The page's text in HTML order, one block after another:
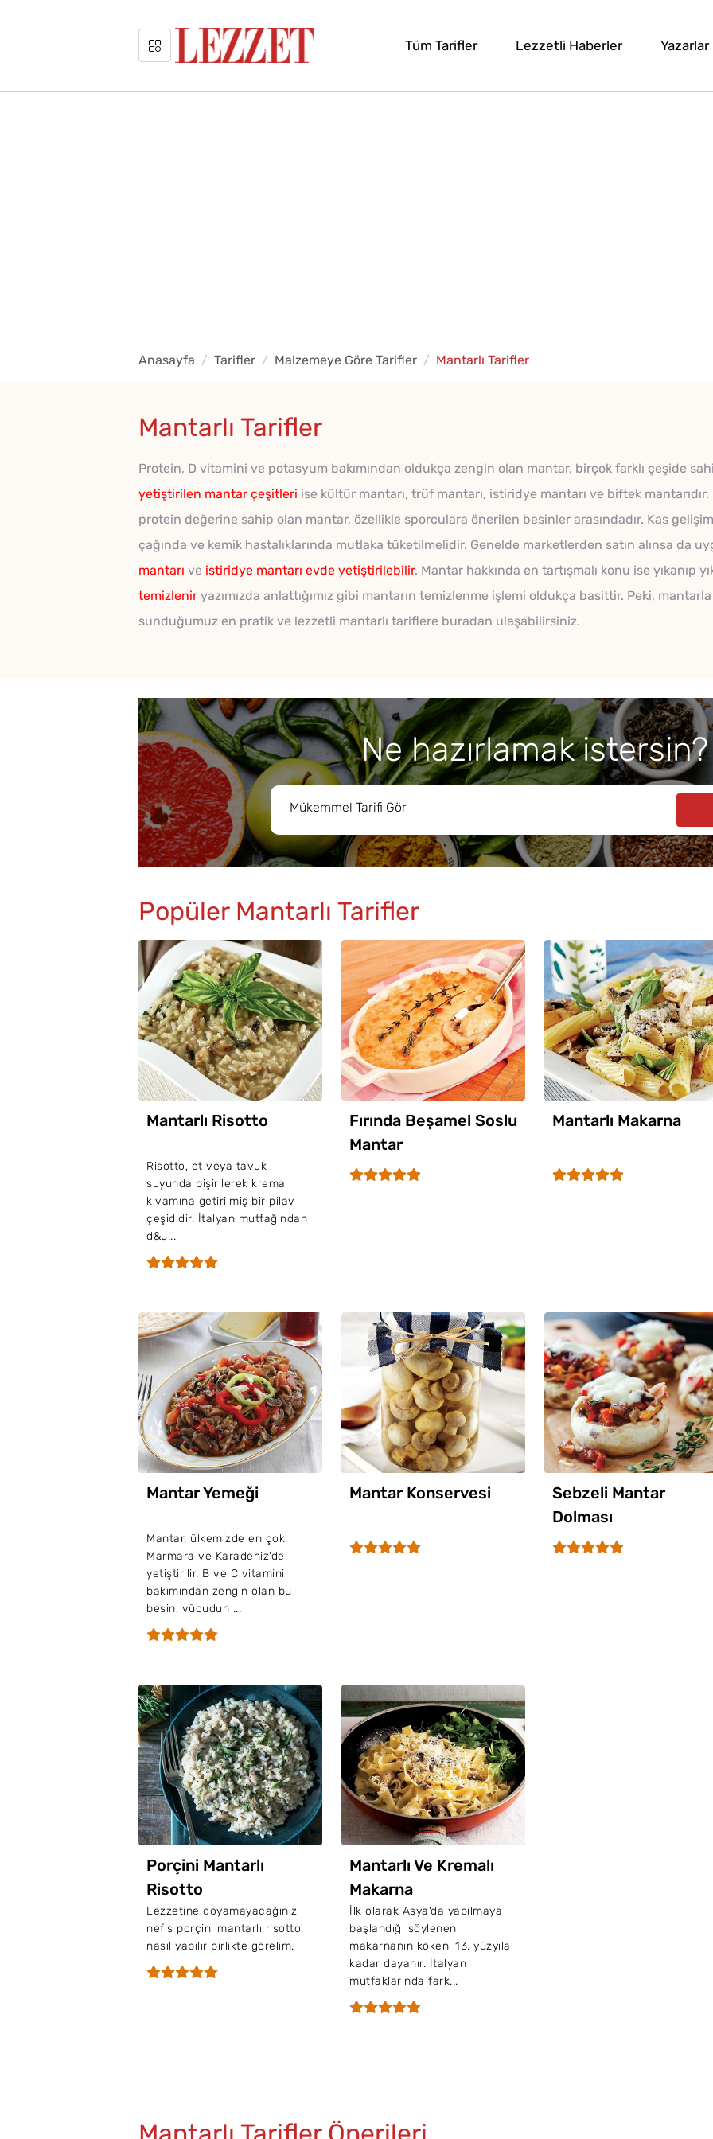
Tüm Tarifler Lezzetli Haberler Yazarlar
Anasayfa Tarifler Malzemeye Göre Tarifler Mantarlı Tarifler
Mantarlı Tarifler
Protein, D vitamini ve potasyum bakımından oldukça zengin olan mantar, birçok farklı çeşide
yetiştirilen mantar çeşitleri ise kültür mantarı, trüf mantarı, istiridye mantarı ve biftek mantarıdır.
protein değerine sahip olan mantar, özellikle sporculara önerilen besinler arasındadır. Kas
çağında ve kemik hastalıklarında mutlaka tüketilmelidir. Genelde marketlerden satın alınsa da
mantarı ve istiridye mantarı evde yetiştirilebilir. Mantar hakkında en tartışmalı konu ise yıkanıp
temizlenir yazımızda anlattığımız gibi mantarın temizlenme işlemi oldukça basittir. Peki,
sunduğumuz en pratik ve lezzetli mantarlı tariflere buradan ulaşabilirsiniz.
Ne hazırlamak istersin?
Popüler Mantarlı Tarifler
Mantarlı Risotto
Risotto, et veya tavuk
suyunda pişirilerek krema
kıvamına getirilmiş bir pilav
çeşididir. İtalyan mutfağından
d&u...
Fırında Beşamel Soslu
Mantar
Mantarlı Makarna
Mantar Yemeği
Mantar, ülkemizde en çok
Marmara ve Karadeniz'de
yetiştirilir. B ve C vitamini
bakımından zengin olan bu
besin, vücudun ...
Mantar Konservesi
Sebzeli Mantar
Dolması
Porçini Mantarlı
Risotto
Lezzetine doyamayacağınız
nefis porçini mantarlı risotto
nasıl yapılır birlikte görelim.
Mantarlı Ve Kremalı
Makarna
İlk olarak Asya'da yapılmaya
başlandığı söylenen
makarnanın kökeni 13. yüzyıla
kadar dayanır. İtalyan
mutfaklarında fark...